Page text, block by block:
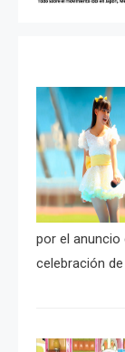
por el anuncio
celebración de